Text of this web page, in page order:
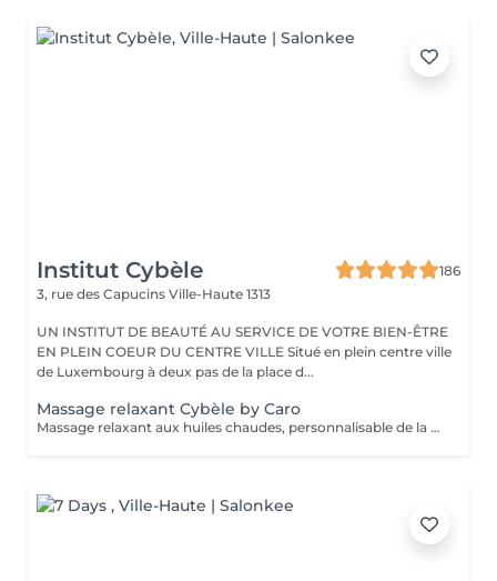
Institut Cybèle
186
3, rue des Capucins Ville-Haute 1313
UN INSTITUT DE BEAUTÉ AU SERVICE DE VOTRE BIEN-ÊTRE
EN PLEIN COEUR DU CENTRE VILLE Situé en plein centre ville
de Luxembourg à deux pas de la place d...
Massage relaxant Cybèle by Caro
Massage relaxant aux huiles chaudes, personnalisable de la tête aux pieds.